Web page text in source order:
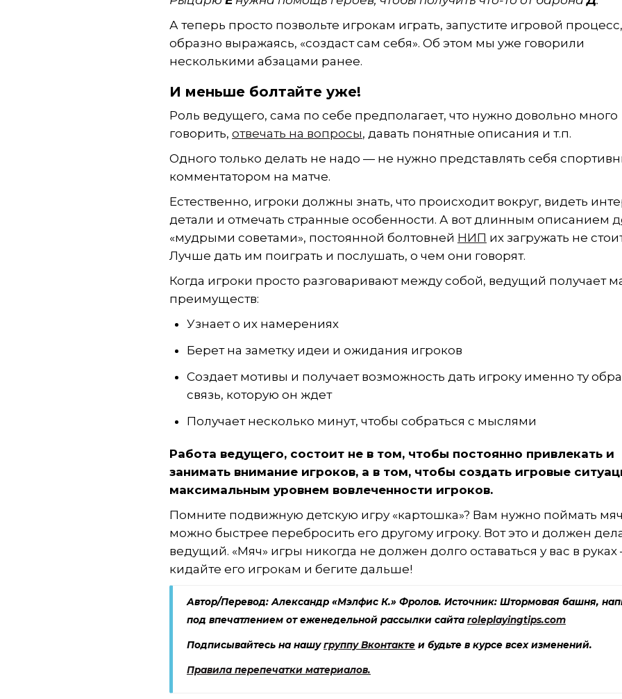
А теперь просто позвольте игрокам играть, запустите игровой
образно выражаясь, «создаст сам себя». Об этом мы уже говорили
несколькими абзацами ранее.
И меньше болтайте уже!
Роль ведущего, сама по себе предполагает, что нужно довольно много
говорить, отвечать на вопросы, давать понятные описания и т.п.
Одного только делать не надо — не нужно представлять себя
комментатором на матче.
Естественно, игроки должны знать, что происходит вокруг, видеть
детали и отмечать странные особенности. А вот длинным описанием
«мудрыми советами», постоянной болтовней НИП их загружать не
Лучше дать им поиграть и послушать, о чем они говорят.
Когда игроки просто разговаривают между собой, ведущий получает
преимуществ:
Узнает о их намерениях
Берет на заметку идеи и ожидания игроков
Создает мотивы и получает возможность дать игроку именно ту
связь, которую он ждет
Получает несколько минут, чтобы собраться с мыслями
Работа ведущего, состоит не в том, чтобы постоянно привлекать и
занимать внимание игроков, а в том, чтобы создать игровые
максимальным уровнем вовлеченности игроков.
Помните подвижную детскую игру «картошка»? Вам нужно поймать
можно быстрее перебросить его другому игроку. Вот это и должен
ведущий. «Мяч» игры никогда не должен долго оставаться у вас в
кидайте его игрокам и бегите дальше!
Автор/Перевод:Александр «Мэлфис К.» Фролов. Источник: Штормовая башня,
под впечатлением от еженедельной рассылки сайтаroleplayingtips.com
Подписывайтесь на нашугруппу Вконтактеи будьте в курсе всех изменений.
Правила перепечатки материалов.